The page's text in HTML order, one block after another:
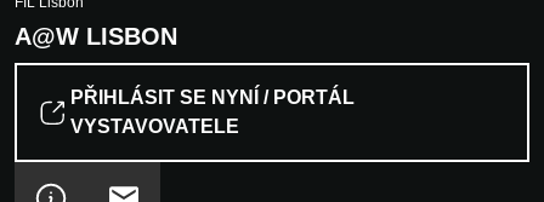
A@W LISBON
PŘIHLÁSIT SE NYNÍ / PORTÁL
VYSTAVOVATELE